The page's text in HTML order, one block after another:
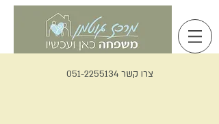
צרו קשר 051-2255134